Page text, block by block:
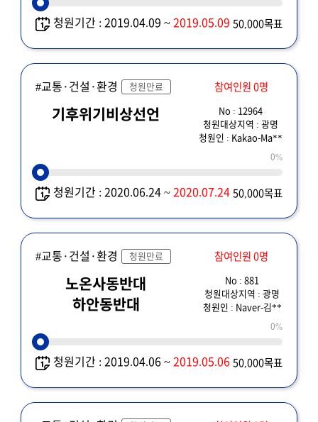
청원기간 : 2019.04.09 ~2019.05.09 50,000목표
#교통·건설·환경 청원만료 참여인원 0명
기후위기비상선언
No : 12964
청원대상지역 : 광명
청원인 : Kakao-Ma**
0%
청원기간 : 2020.06.24 ~2020.07.24 50,000목표
#교통·건설·환경 청원만료 참여인원 0명
노온사동반대
하안동반대
No : 881
청원대상지역 : 광명
청원인 : Naver-김**
0%
청원기간 : 2019.04.06 ~2019.05.06 50,000목표